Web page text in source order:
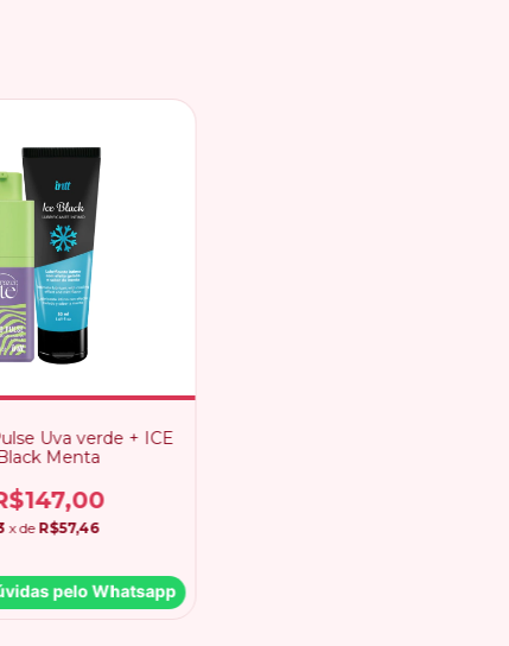
Uva verde + ICE
Menta
x de R$57,46
pelo Whatsapp